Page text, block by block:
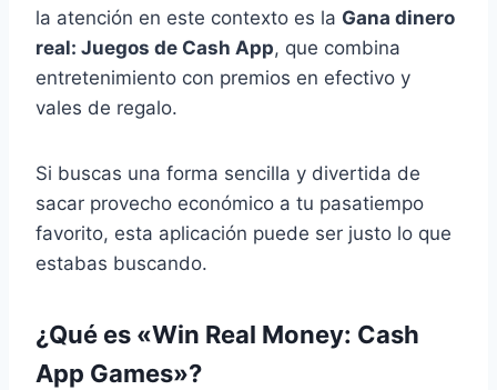
la atención en este contexto es la Gana dinero
real: Juegos de Cash App, que combina
entretenimiento con premios en efectivo y
vales de regalo.
Si buscas una forma sencilla y divertida de
sacar provecho económico a tu pasatiempo
favorito, esta aplicación puede ser justo lo que
estabas buscando.
¿Qué es «Win Real Money: Cash
App Games»?